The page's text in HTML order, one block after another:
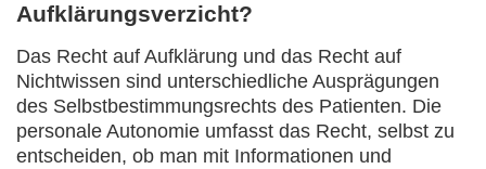
Aufklärungsverzicht?
Das Recht auf Aufklärung und das Recht auf
Nichtwissen sind unterschiedliche Ausprägungen
des Selbstbestimmungsrechts des Patienten. Die
personale Autonomie umfasst das Recht, selbst zu
entscheiden, ob man mit Informationen und